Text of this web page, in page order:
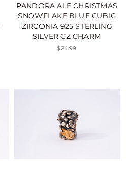
PANDORA ALE CHRISTMAS
SNOWFLAKE BLUE CUBIC
ZIRCONIA 925 STERLING
SILVER CZ CHARM
$24.99